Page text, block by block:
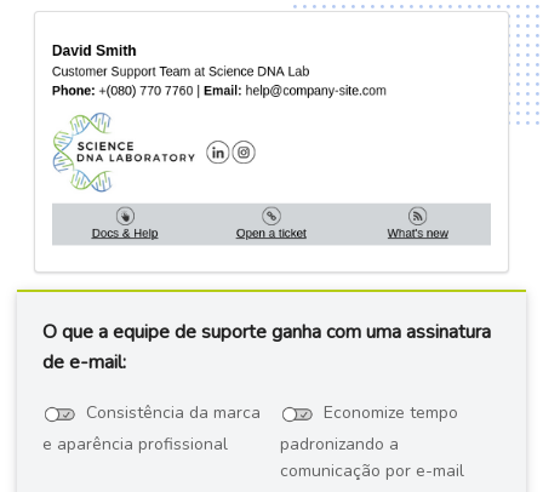
O que a equipe de suporte ganha com uma assinatura
de e-mail:
Consistência da marca
e aparência profissional
Economize tempo
padronizando a
comunicação por e-mail